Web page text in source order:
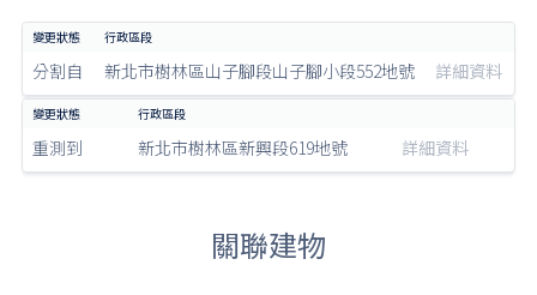
分割自 新北市樹林區山子腳段山子腳小段552地號 詳細資料
重測到 新北市樹林區新興段619地號 詳細資料
關聯建物